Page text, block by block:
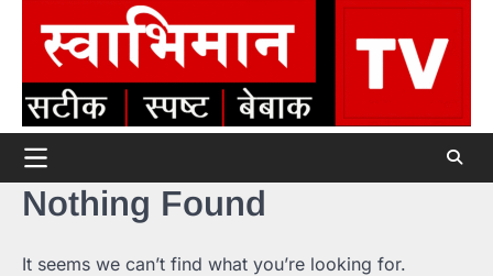
content
Nothing Found
It seems we can’t find what you’re looking for.